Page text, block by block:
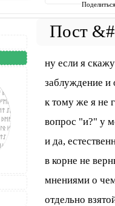
ну если я
заблуждение и
к тому же я не
вопрос "и?" у
и да,
в корне не
мнениями о
отдельно